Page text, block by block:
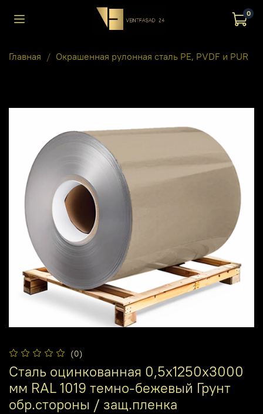
0
Главная Окрашенная рулонная сталь PE, PVDF и PUR
(0)
Сталь оцинкованная 0,5х1250х3000
мм RAL 1019 темно-бежевый Грунт
обр.стороны / защ.пленка